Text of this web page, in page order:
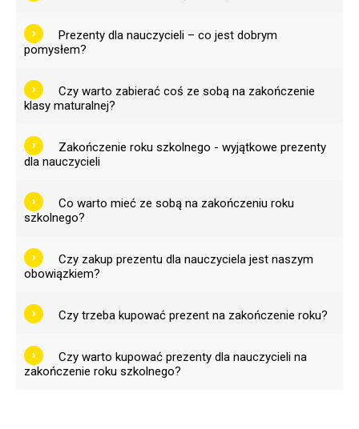
Prezenty dla nauczycieli – co jest dobrym
pomysłem?
Czy warto zabierać coś ze sobą na zakończenie
klasy maturalnej?
Zakończenie roku szkolnego - wyjątkowe prezenty
dla nauczycieli
Co warto mieć ze sobą na zakończeniu roku
szkolnego?
Czy zakup prezentu dla nauczyciela jest naszym
obowiązkiem?
Czy trzeba kupować prezent na zakończenie roku?
Czy warto kupować prezenty dla nauczycieli na
zakończenie roku szkolnego?